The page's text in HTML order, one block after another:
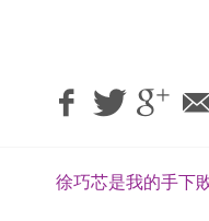
徐巧芯是我的手下